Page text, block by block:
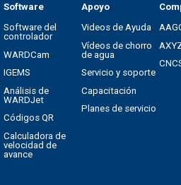
Software
Software del
controlador
WARDCam
IGEMS
Análisis de
WARDJet
Códigos QR
Calculadora de
velocidad de
avance
Apoyo
Videos de Ayuda
Vídeos de chorro
de agua
Servicio y soporte
Capacitación
Planes de servicio